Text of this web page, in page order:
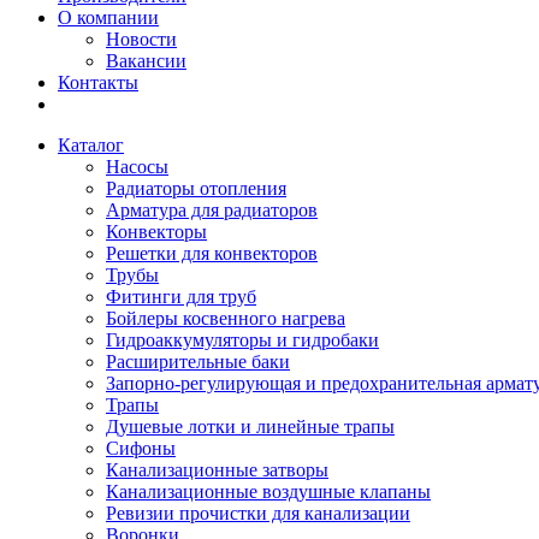
О компании
Новости
Вакансии
Контакты
Каталог
Насосы
Радиаторы отопления
Арматура для радиаторов
Конвекторы
Решетки для конвекторов
Трубы
Фитинги для труб
Бойлеры косвенного нагрева
Гидроаккумуляторы и гидробаки
Расширительные баки
Запорно-регулирующая и предохранительная
Трапы
Душевые лотки и линейные трапы
Сифоны
Канализационные затворы
Канализационные воздушные клапаны
Ревизии прочистки для канализации
Воронки